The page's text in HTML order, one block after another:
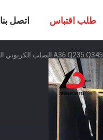
اتصل بنا طلب اقتباس
A36 Q235 Q345 الصلب الكربوني الرئيسي H Beam